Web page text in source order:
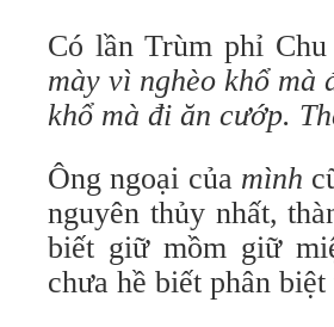
Có lần Trùm phỉ
mày vì nghèo khổ mà
khổ mà đi ăn cướp.
Ông ngoại của mình
nguyên thủy nhất,
biết giữ mồm giữ
chưa hề biết phân